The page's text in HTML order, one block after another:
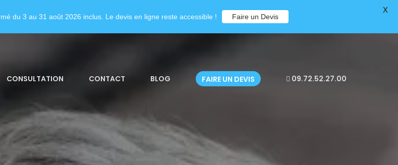
CONSULTATION CONTACT BLOG FAIRE UN DEVIS 09.72.52.27.00
du 3 au 31 août 2026 inclus. Le devis en ligne reste accessible ! Faire un Devis
X